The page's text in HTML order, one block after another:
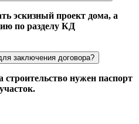
эскизный проект дома, а
по разделу КД
заключения договора?
строительство нужен паспорт